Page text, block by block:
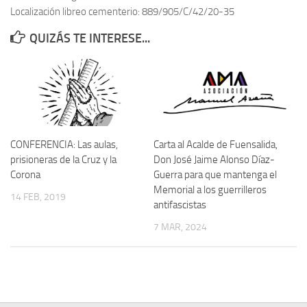
Memoria Histórica
Investigación previa de la represión en Talavera de la Reina (1937-
1947).
Informe Represión en Toledo 1936-1947 | Buscador
Informe de la fosa de abril de 1939 de Tembleque
Enciclopedia Republicana
Militantes históricos IR
Personajes republicanos
Izquierda Republicana. Agrupaciones y Militantes (1934-1939)
Localización libreo cementerio: 889/905/C/42/20-35
QUIZÁS TE INTERESE...
CONFERENCIA: Las aulas,
prisioneras de la Cruz y la
Corona
14 FEB, 2019
Carta al Acalde de Fuensalida,
Don José Jaime Alonso Díaz-
Guerra para que mantenga el
Memorial a los guerrilleros
antifascistas
7 MAR, 2024